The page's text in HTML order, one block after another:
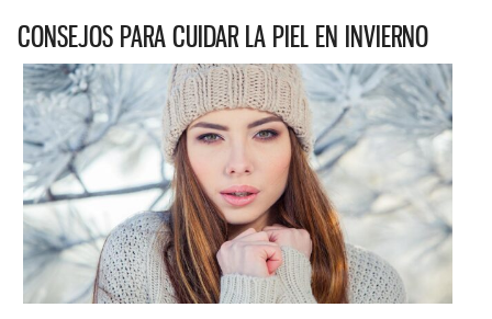
CONSEJOS PARA CUIDAR LA PIEL EN INVIERNO